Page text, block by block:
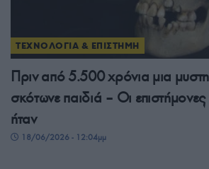
ΤΕΧΝΟΛΟΓΙΑ & ΕΠΙΣΤΗΜΗ
Πριν από 5.500 χρόνια μια
σκότωνε παιδιά – Οι
ήταν
18/06/2026 - 12:04μμ